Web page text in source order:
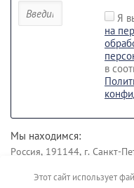
Я
на
в
Мы находимся:
Россия, 191144, г. Санкт-
Этот сайт использует